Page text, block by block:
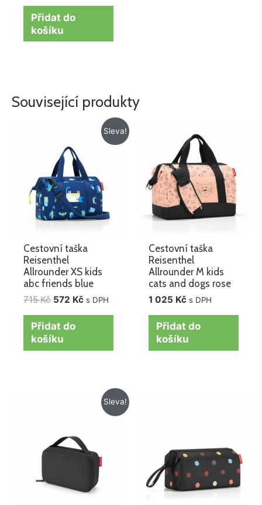
Přidat do
košíku
Související produkty
Sleva!
Cestovní taška
Reisenthel
Allrounder XS kids
abc friends blue
715Kč
byla:
715 Kč.
572 Kč
Aktuální
cena
s DPH
Přidat do
košíku
Cestovní taška
Reisenthel
Allrounder M kids
cats and dogs rose
1 025 Kč s DPH
Přidat do
košíku
Sleva!
Aktuální
cena